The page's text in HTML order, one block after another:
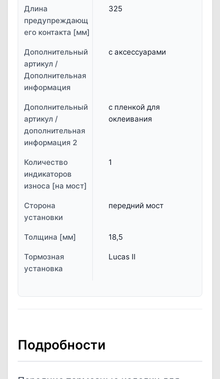
Длина
предупреждающ
его контакта [мм]
325
Дополнительный
артикул /
Дополнительная
информация
с аксессуарами
Дополнительный
артикул /
дополнительная
информация 2
с пленкой для
оклеивания
Количество
индикаторов
износа [на мост]
1
Сторона
установки
передний мост
Толщина [мм] 18,5
Тормозная
установка
Lucas II
Подробности